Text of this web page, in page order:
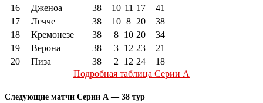
16
Дженоа 38 10 11 17
41
17
Лечче 38 10 8 20
38
18
Кремонезе 38 8 10 20
34
19
Верона 38 3 12 23
21
20
Пиза 38 2 12 24
18
Подробная таблица Серии А
Следующие матчи Серии А — 38 тур